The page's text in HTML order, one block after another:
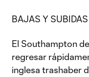
BAJAS Y SUBIDAS
El Southampton
regresar
inglesa trashaber